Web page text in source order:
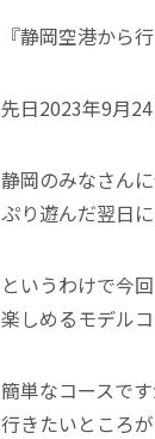
『静岡空港から
先日2023年9月
静岡のみなさん
ぷり遊んだ翌日
というわけで今
楽しめるモデル
簡単なコースで
行きたいところ